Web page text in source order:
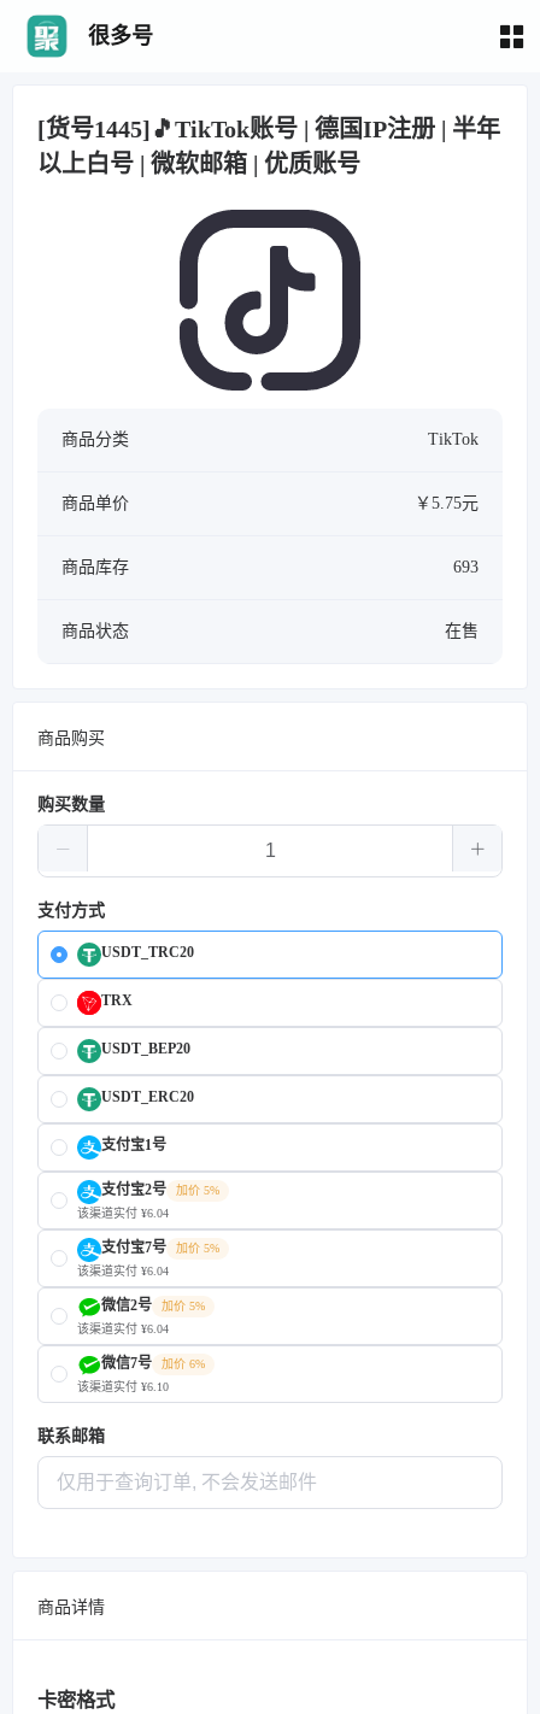
很多号
[货号1445]🎵TikTok账号 | 德国IP注册 | 半年
以上白号 | 微软邮箱 | 优质账号
商品分类 TikTok
商品单价 ￥5.75元
商品库存 693
商品状态 在售
商品购买
购买数量
支付方式
USDT_TRC20
TRX
USDT_BEP20
USDT_ERC20
支付宝1号
支付宝2号
加价 5%
该渠道实付 ¥6.04
支付宝7号
加价 5%
该渠道实付 ¥6.04
微信2号
加价 5%
该渠道实付 ¥6.04
微信7号
加价 6%
该渠道实付 ¥6.10
联系邮箱
商品详情
卡密格式